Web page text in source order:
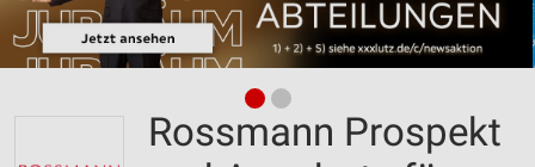
Rossmann Prospekt